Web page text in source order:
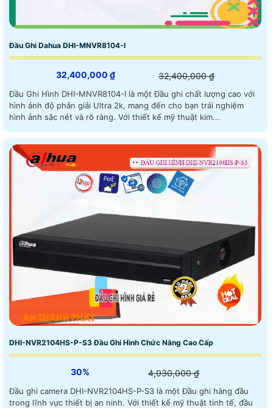
Đầu Ghi Dahua DHI-MNVR8104-I
32,400,000 ₫ 32,400,000 ₫
Đầu Ghi Hình DHI-MNVR8104-I là một Đầu ghi chất lượng cao với
hình ảnh độ phân giải Ultra 2k, mang đến cho bạn trải nghiệm
hình ảnh sắc nét và rõ ràng. Với thiết kế mỹ thuật kim...
DHI-NVR2104HS-P-S3 Đầu Ghi Hình Chức Năng Cao Cấp
30% 4,030,000 ₫
Đầu ghi camera DHI-NVR2104HS-P-S3 là một Đầu ghi hàng đầu
trong lĩnh vực thiết bị an ninh. Với thiết kế mỹ thuật tinh tế, đầu